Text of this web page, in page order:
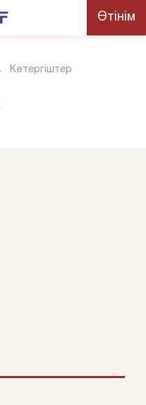
Өтінім
Көтергіштер